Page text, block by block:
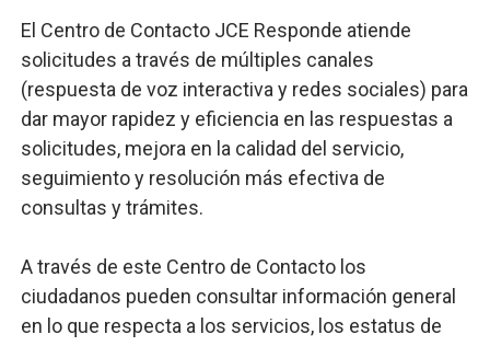
El Centro de Contacto JCE Responde atiende
solicitudes a través de múltiples canales
(respuesta de voz interactiva y redes sociales) para
dar mayor rapidez y eficiencia en las respuestas a
solicitudes, mejora en la calidad del servicio,
seguimiento y resolución más efectiva de
consultas y trámites.
A través de este Centro de Contacto los
ciudadanos pueden consultar información general
en lo que respecta a los servicios, los estatus de